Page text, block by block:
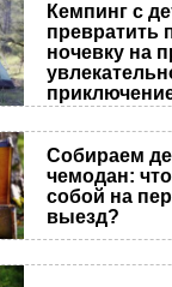
Кемпинг с
превратить
ночевку на
Собираем
чемодан:
собой на
выезд?